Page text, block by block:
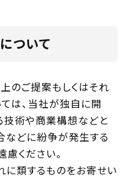
ついて
のご提案もしくはそれ
は、当社が独自に開
技術や商業構想などと
どに紛争が発生する
ください。
に類するものをお寄せい